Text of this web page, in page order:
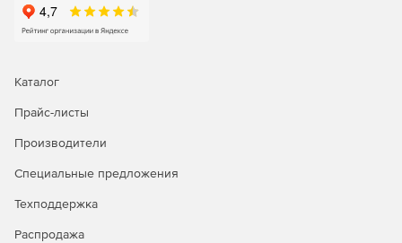
мобильным сотрудникам надежно и продуктивно
участвовать в рабочих процессах бизнес-процессов
Каталог
Прайс-листы
Производители
Специальные предложения
Техподдержка
Распродажа